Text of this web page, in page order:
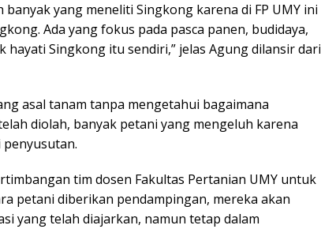
banyak yang meneliti Singkong karena di FP UMY ini
Ada yang fokus pada pasca panen, budidaya,
hayati Singkong itu sendiri,” jelas Agung dilansir dari
asal tanam tanpa mengetahui bagaimana
diolah, banyak petani yang mengeluh karena
tim dosen Fakultas Pertanian UMY untuk
petani diberikan pendampingan, mereka akan
yang telah diajarkan, namun tetap dalam